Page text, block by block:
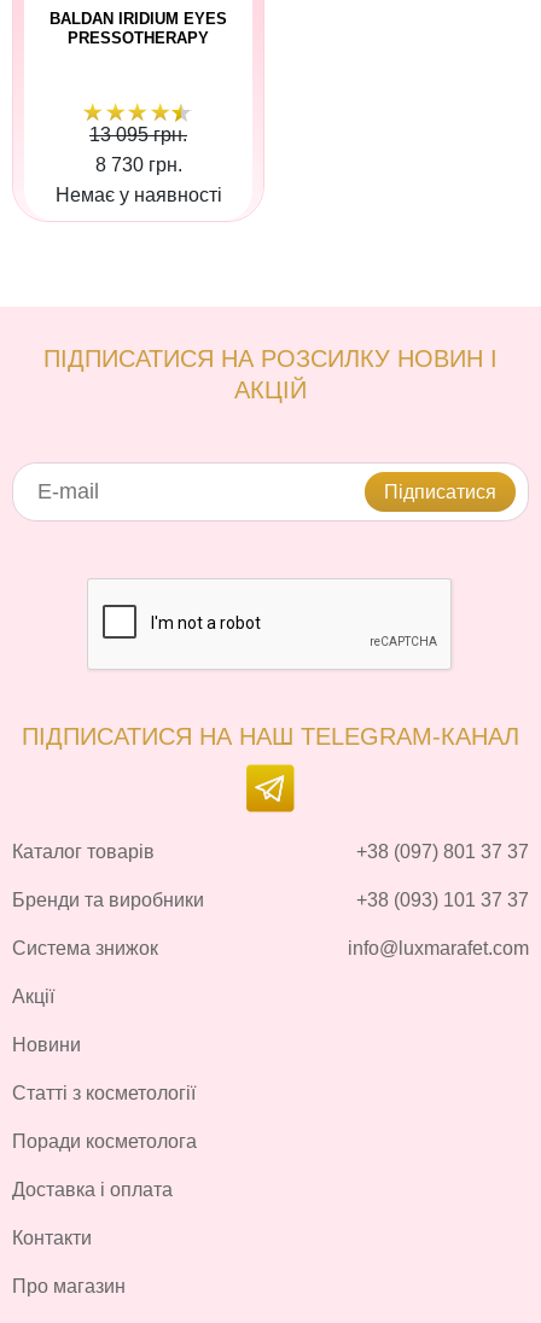
BALDAN IRIDIUM EYES
PRESSOTHERAPY
13 095 грн.
8 730 грн.
Немає у наявності
ПІДПИСАТИСЯ НА РОЗСИЛКУ НОВИН І
АКЦІЙ
Підписатися
ПІДПИСАТИСЯ НА НАШ TELEGRAM-КАНАЛ
Каталог товарів
Бренди та виробники
Система знижок
Акції
Новини
Статті з косметології
Поради косметолога
Доставка і оплата
Контакти
Про магазин
+38 (097) 801 37 37
+38 (093) 101 37 37
info@luxmarafet.com